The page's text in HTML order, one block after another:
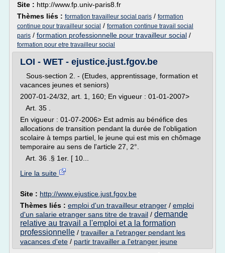
Site : http://www.fp.univ-paris8.fr
Thèmes liés : formation travailleur social paris / formation
continue pour travailleur social / formation continue travail social
paris / formation professionnelle pour travailleur social /
formation pour etre travailleur social
LOI - WET - ejustice.just.fgov.be
Sous-section 2. - (Etudes, apprentissage, formation et
vacances jeunes et seniors)
2007-01-24/32, art. 1, 160; En vigueur : 01-01-2007>
Art. 35 .
En vigueur : 01-07-2006> Est admis au bénéfice des
allocations de transition pendant la durée de l'obligation
scolaire à temps partiel, le jeune qui est mis en chômage
temporaire au sens de l'article 27, 2°.
Art. 36 .§ 1er. [ 10...
Lire la suite
Site : http://www.ejustice.just.fgov.be
Thèmes liés : emploi d'un travailleur etranger / emploi
d'un salarie etranger sans titre de travail / demande
relative au travail a l'emploi et a la formation
professionnelle / travailler a l'etranger pendant les
vacances d'ete / partir travailler a l'etranger jeune